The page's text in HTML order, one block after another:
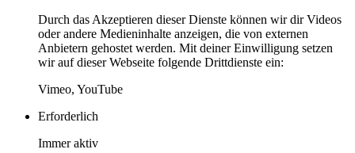
Durch das Akzeptieren dieser Dienste können wir dir Videos
oder andere Medieninhalte anzeigen, die von externen
Anbietern gehostet werden. Mit deiner Einwilligung setzen
wir auf dieser Webseite folgende Drittdienste ein:
Vimeo, YouTube
Erforderlich
Immer aktiv